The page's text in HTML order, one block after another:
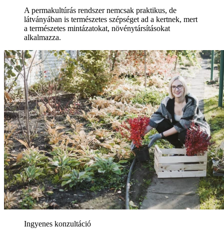
A permakultúrás rendszer nemcsak praktikus, de
látványában is természetes szépséget ad a kertnek, mert
a természetes mintázatokat, növénytársításokat
alkalmazza.
Ingyenes konzultáció